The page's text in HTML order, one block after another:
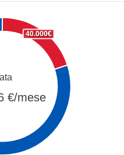
40.000€
€/mese